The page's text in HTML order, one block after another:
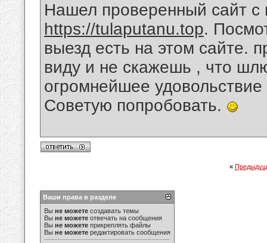
Нашел проверенный сайт с
https://tulaputanu.top.
выезд есть на этом сайте.
виду и не скажешь , что
огромнейшее
Советую попробовать.
«
Ваши права в разделе
Вы не можете создавать темы
Вы не можете отвечать на сообщения
Вы не можете прикреплять файлы
Вы не можете редактировать сообщения